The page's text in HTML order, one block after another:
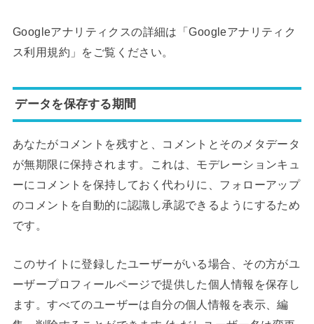
Googleアナリティクスの詳細は「Googleアナリティク
ス利用規約」をご覧ください。
データを保存する期間
あなたがコメントを残すと、コメントとそのメタデータ
が無期限に保持されます。これは、モデレーションキュ
ーにコメントを保持しておく代わりに、フォローアップ
のコメントを自動的に認識し承認できるようにするため
です。
このサイトに登録したユーザーがいる場合、その方がユ
ーザープロフィールページで提供した個人情報を保存し
ます。すべてのユーザーは自分の個人情報を表示、編